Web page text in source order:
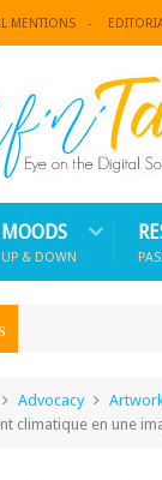
MENTIONS
MOODS
UP & DOWN
Advocacy
climatique en une